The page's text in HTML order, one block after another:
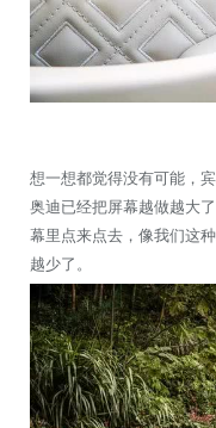
想一想都觉得没有可能，
奥迪已经把屏幕越做越大
幕里点来点去，像我们这
越少了。